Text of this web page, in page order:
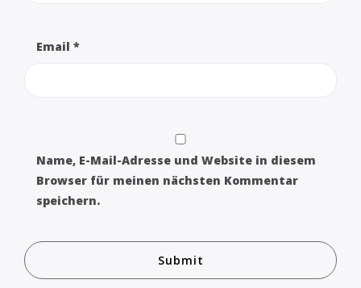
Email *
Name, E-Mail-Adresse und Website in diesem
Browser für meinen nächsten Kommentar
speichern.